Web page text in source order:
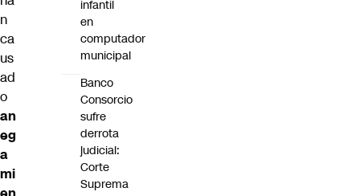
n
ca
us
ad
o
an
eg
a
mi
infantil
en
computador
municipal
Banco
Consorcio
sufre
derrota
judicial:
Corte
Suprema